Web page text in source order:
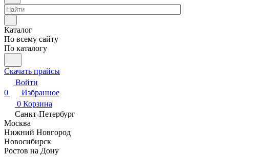
Каталог
По всему сайту
По каталогу
Скачать прайсы
Войти
0
Избранное
0 Корзина
Санкт-Петербург
Москва
Нижний Новгород
Новосибирск
Ростов на Дону